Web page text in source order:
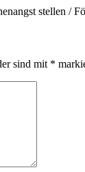
stellen
sind mit *